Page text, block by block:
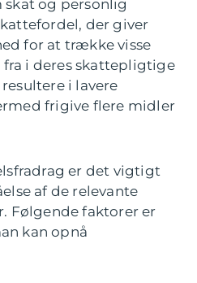
skat og personlig
der giver
for at trække visse
i deres skattepligtige
i lavere
frigive flere midler
er det vigtigt
af de relevante
Følgende faktorer er
kan opnå